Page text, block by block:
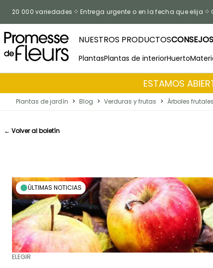
20 000 variedades Entrega urgente o en la fecha que elija
NUESTROS PRODUCTOS
PlantasPlantas de interiorHuerto
ESTAMOS
Plantas de jardín > Blog > Verduras y frutas > Árboles frutales
← Volver al boletín
ÚLTIMAS NOTICIAS
ELEGIR